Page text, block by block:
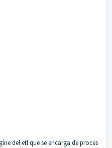
del etl que se encarga de procesar las